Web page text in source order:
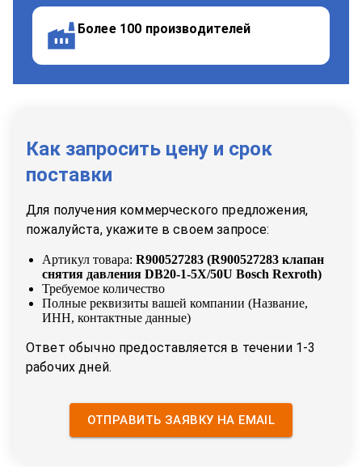
Более 100 производителей
Как запросить цену и срок
поставки
Для получения коммерческого предложения,
пожалуйста, укажите в своем запросе:
Артикул товара: R900527283 (R900527283 клапан
снятия давления DB20-1-5X/50U Bosch Rexroth)
Требуемое количество
Полные реквизиты вашей компании (Название,
ИНН, контактные данные)
Ответ обычно предоставляется в течении 1-3
рабочих дней.
ОТПРАВИТЬ ЗАЯВКУ НА EMAIL